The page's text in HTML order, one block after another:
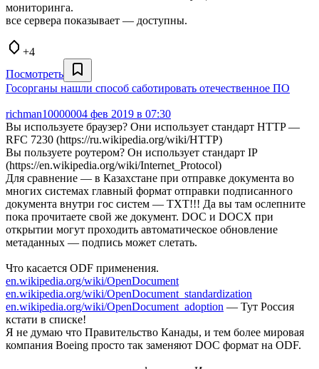
мониторинга.
все сервера показывает — доступны.
+4
Посмотреть
Госорганы нашли способ саботировать отечественное ПО
richman10000004 фев 2019 в 07:30
Вы используете браузер? Они использует стандарт HTTP —
RFC 7230 (https://ru.wikipedia.org/wiki/HTTP)
Вы пользуете роутером? Он использует стандарт IP
(https://en.wikipedia.org/wiki/Internet_Protocol)
Для сравнение — в Казахстане при отправке документа во
многих системах главный формат отправки подписанного
документа внутри гос систем — TXT!!! Да вы там ослепните
пока прочитаете свой же документ. DOC и DOCX при
открытии могут проходить автоматическое обновление
метаданных — подпись может слетать.
Что касается ODF применения.
en.wikipedia.org/wiki/OpenDocument
en.wikipedia.org/wiki/OpenDocument_standardization
en.wikipedia.org/wiki/OpenDocument_adoption — Тут Россия
кстати в списке!
Я не думаю что Правительство Канады, и тем более мировая
компания Boeing просто так заменяют DOC формат на ODF.